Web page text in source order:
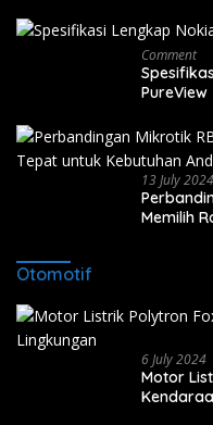
Comment
PureView
13 July 2024
Memilih
Otomotif
6 July 2024
Motor